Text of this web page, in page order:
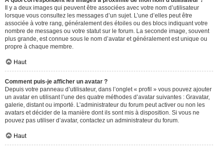
Il y a deux images qui peuvent être associées avec votre nom d’utilisateur
lorsque vous consultez les messages d’un sujet. L’une d’elles peut être
associée à votre rang, généralement des étoiles ou des blocs indiquant votre
nombre de messages ou votre statut sur le forum. La seconde image, souvent
plus grande, est connue sous le nom d’avatar et généralement est unique ou
propre à chaque membre.
Haut
Comment puis-je afficher un avatar ?
Depuis votre panneau d’utilisateur, dans l’onglet « profil » vous pouvez ajouter
un avatar en utilisant l’une des quatre méthodes d’avatar suivantes : Gravatar,
galerie, distant ou importé. L’administrateur du forum peut activer ou non les
avatars et décider de la manière dont ils sont mis à disposition. Si vous ne
pouvez pas utiliser d’avatar, contactez un administrateur du forum.
Haut